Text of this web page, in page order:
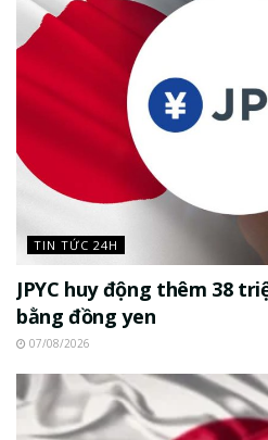
TIN TỨC 24H
JPYC huy động thêm 38
bằng đồng yen
07/08/2026